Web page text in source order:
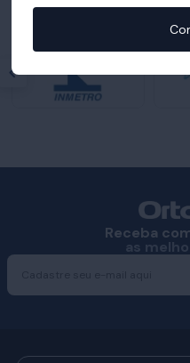
Ortobom
Receba
as